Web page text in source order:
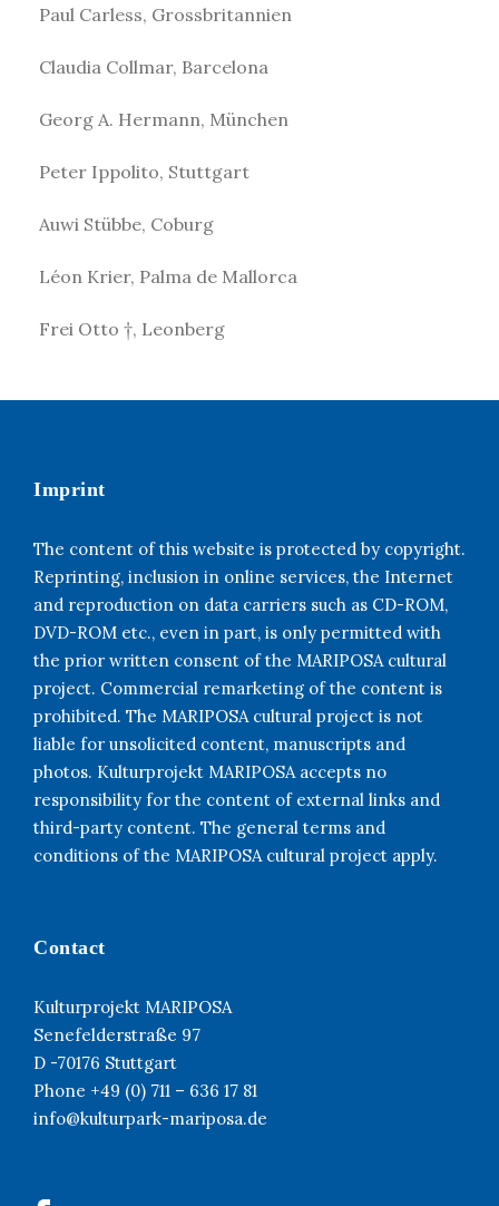
Paul Carless, Grossbritannien
Claudia Collmar, Barcelona
Georg A. Hermann, München
Peter Ippolito, Stuttgart
Auwi Stübbe, Coburg
Léon Krier, Palma de Mallorca
Frei Otto †, Leonberg
Imprint
The content of this website is protected by copyright.
Reprinting, inclusion in online services, the Internet
and reproduction on data carriers such as CD-ROM,
DVD-ROM etc., even in part, is only permitted with
the prior written consent of the MARIPOSA cultural
project. Commercial remarketing of the content is
prohibited. The MARIPOSA cultural project is not
liable for unsolicited content, manuscripts and
photos. Kulturprojekt MARIPOSA accepts no
responsibility for the content of external links and
third-party content. The general terms and
conditions of the MARIPOSA cultural project apply.
Contact
Kulturprojekt MARIPOSA
Senefelderstraße 97
D -70176 Stuttgart
Phone +49 (0) 711 – 636 17 81
info@kulturpark-mariposa.de